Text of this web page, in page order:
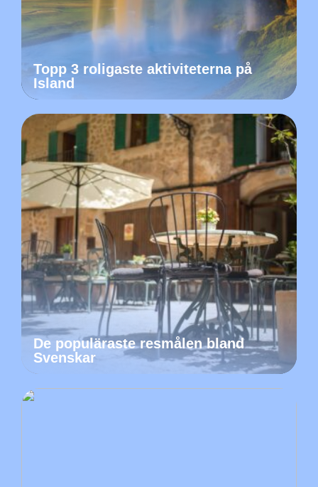
Topp 3 roligaste aktiviteterna på
Island
De populäraste resmålen bland
Svenskar